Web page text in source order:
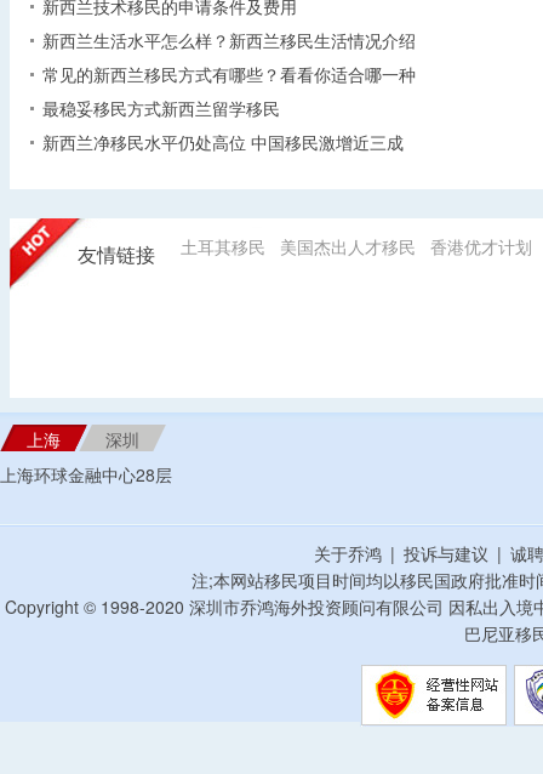
新西兰技术移民的申请条件及费用
新西兰生活水平怎么样？新西兰移民生活情况介绍
常见的新西兰移民方式有哪些？看看你适合哪一种
最稳妥移民方式新西兰留学移民
新西兰净移民水平仍处高位 中国移民激增近三成
友情链接 土耳其移民 美国杰出人才移民 香港优才计划
上海
深圳
上海环球金融中心28层
关于乔鸿 | 投诉与建议 | 诚
注;本网站移民项目时间均以移民国政府批准
Copyright © 1998-2020 深圳市乔鸿海外投资顾问有限公司 因私出入
巴尼亚移